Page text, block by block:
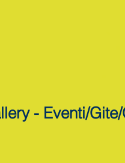
- Eventi/